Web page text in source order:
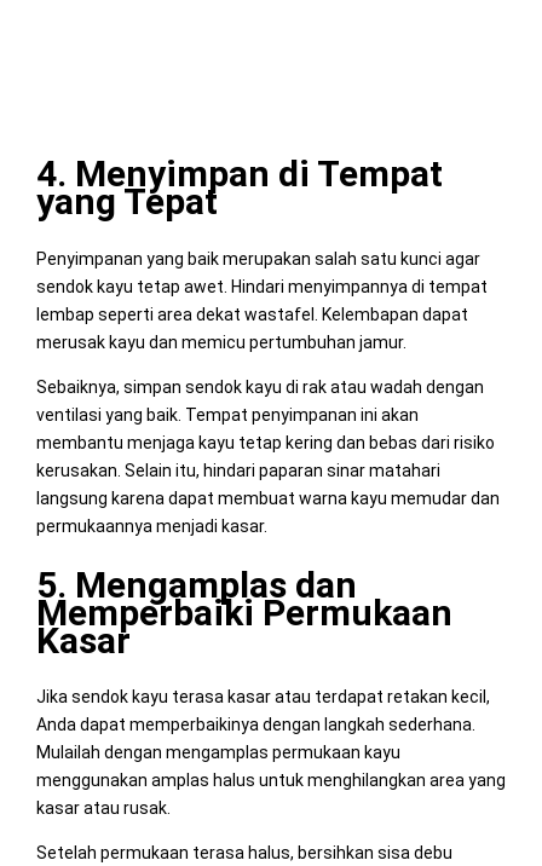
4. Menyimpan di Tempat
yang Tepat
Penyimpanan yang baik merupakan salah satu kunci agar
sendok kayu tetap awet. Hindari menyimpannya di tempat
lembap seperti area dekat wastafel. Kelembapan dapat
merusak kayu dan memicu pertumbuhan jamur.
Sebaiknya, simpan sendok kayu di rak atau wadah dengan
ventilasi yang baik. Tempat penyimpanan ini akan
membantu menjaga kayu tetap kering dan bebas dari risiko
kerusakan. Selain itu, hindari paparan sinar matahari
langsung karena dapat membuat warna kayu memudar dan
permukaannya menjadi kasar.
5. Mengamplas dan
Memperbaiki Permukaan
Kasar
Jika sendok kayu terasa kasar atau terdapat retakan kecil,
Anda dapat memperbaikinya dengan langkah sederhana.
Mulailah dengan mengamplas permukaan kayu
menggunakan amplas halus untuk menghilangkan area yang
kasar atau rusak.
Setelah permukaan terasa halus, bersihkan sisa debu